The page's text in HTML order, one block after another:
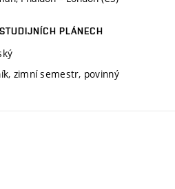
PLÁNECH
zimní semestr, povinný